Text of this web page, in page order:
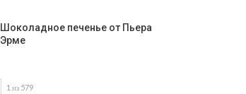
Шоколадное печенье от Пьера
Эрме
1 из 579